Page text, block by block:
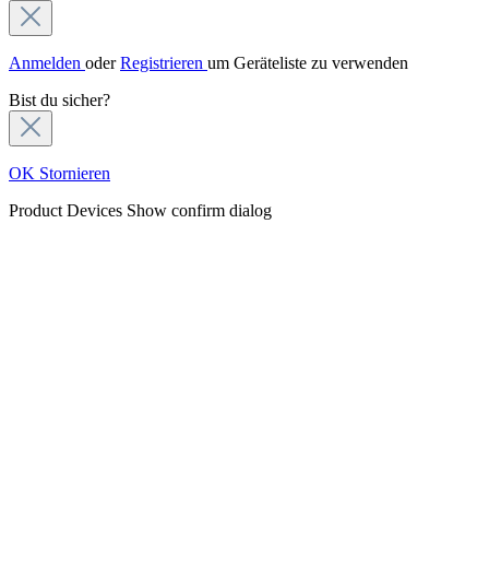
Anmelden oderRegistrieren um Geräteliste zu verwenden
Bist du sicher?
OK Stornieren
Product Devices Show confirm dialog